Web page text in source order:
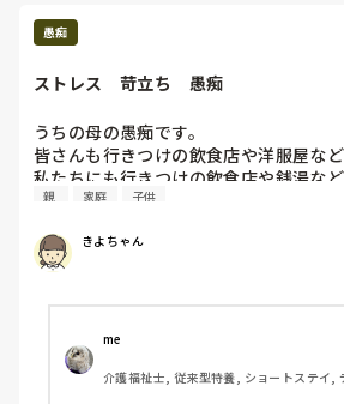
愚痴
ストレス　苛立ち　愚痴
うちの母の愚痴です。
皆さんも行きつけの飲食店や洋服屋な
私たちにも行きつけの飲食店や銭湯など
でも、うちの母はちょっとしたことで
お手伝いもない。育ててもらったのは感
な母を持っちゃったのか、恥ずかしい
家でゆっくり過ごしているより、仕事
親 家庭 子供
きよちゃん
me
介護福祉士, 従来型特養, ショートステイ,